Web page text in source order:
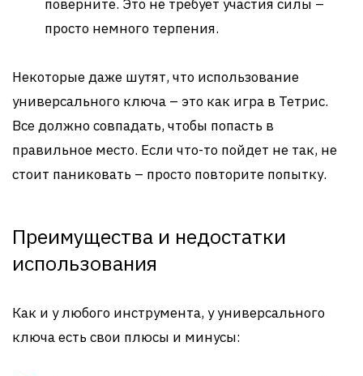
поверните. Это не требует участия силы –
просто немного терпения.
Некоторые даже шутят, что использование
универсального ключа – это как игра в Тетрис.
Все должно совпадать, чтобы попасть в
правильное место. Если что-то пойдет не так, не
стоит паниковать – просто повторите попытку.
Преимущества и недостатки
использования
Как и у любого инструмента, у универсального
ключа есть свои плюсы и минусы: